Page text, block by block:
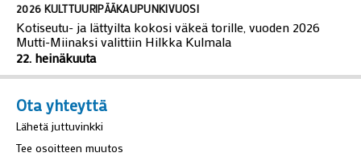
2026 KULTTUURIPÄÄKAUPUNKIVUOSI
Kotiseutu- ja lättyilta kokosi väkeä torille, vuoden 2026
Mutti-Miinaksi valittiin Hilkka Kulmala
22. heinäkuuta
Ota yhteyttä
Lähetä juttuvinkki
Tee osoitteen muutos